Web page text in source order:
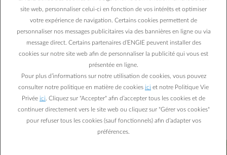
sa facture d’énergie
De petits gestes suffisent pour diminuer sa consommation
d’énergie. C’est le cas de ces 5 conseils à adopter sans
tarder pour passer un hiver plus serein. Vous verrez, vous
vous demanderez pourquoi vous ne les aviez pas adoptés
plus tôt.
site web, personnaliser celui-ci en fonction de vos intérêts et optimiser
votre expérience de navigation. Certains cookies permettent de
personnaliser nos messages publicitaires via des bannières en ligne ou via
message direct. Certains partenaires d’ENGIE peuvent installer des
cookies sur notre site web afin de personnaliser la publicité qui vous est
présentée en ligne.
Pour plus d’informations sur notre utilisation de cookies, vous pouvez
consulter notre politique en matière de cookies ici et notre Politique Vie
Privée ici . Cliquez sur "Accepter" afin d’accepter tous les cookies et de
continuer directement vers le site web ou cliquez sur "Gérer vos cookies"
pour refuser tous les cookies (sauf fonctionnels) afin d’adapter vos
préférences.